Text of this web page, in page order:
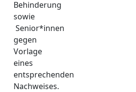
Behinderung
sowie
Senior*innen
gegen
Vorlage
eines
entsprechenden
Nachweises.